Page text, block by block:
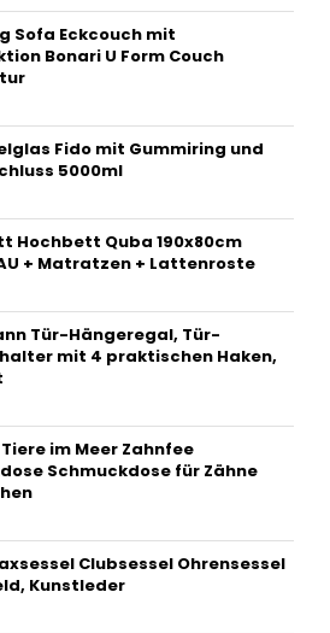
Sofa Eckcouch mit
Bonari U Form Couch
Fido mit Gummiring und
5000ml
Hochbett Quba 190x80cm
+ Matratzen + Lattenroste
Tür-Hängeregal, Tür-
mit 4 praktischen Haken,
im Meer Zahnfee
Schmuckdose für Zähne
Clubsessel Ohrensessel
Kunstleder